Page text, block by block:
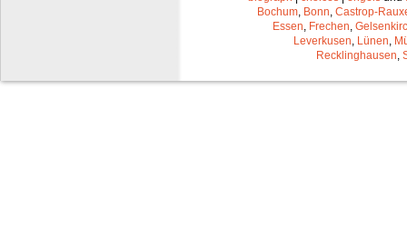
Bochum, Bonn, Castrop-
Essen, Frechen,
Leverkusen, Lünen,
Recklinghausen,